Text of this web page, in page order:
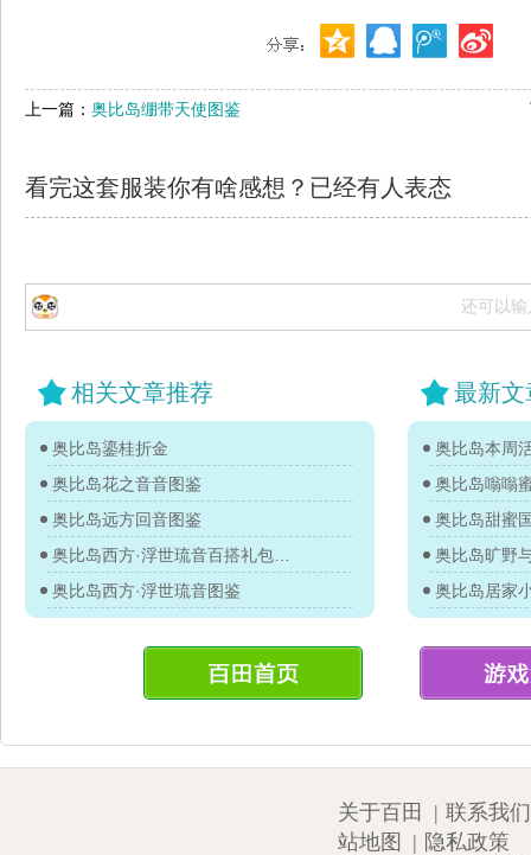
上一篇： 奥比岛绷带天使图鉴
看完这套服装你有啥感想？已经有人表态
还可以输
相关文章推荐
奥比岛鎏桂折金
奥比岛花之音音图鉴
奥比岛远方回音图鉴
奥比岛西方·浮世琉音图鉴
最新文
奥比岛本周
奥比岛嗡嗡
奥比岛甜蜜
奥比岛旷野
奥比岛居家
关于百田 | 联系我们
站地图
| 隐私政策